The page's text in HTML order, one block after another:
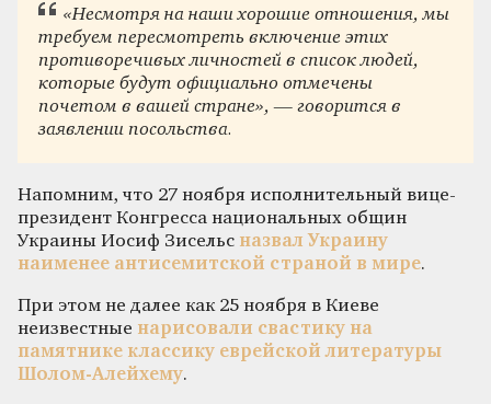
«Несмотря на наши хорошие отношения, мы
требуем пересмотреть включение этих
противоречивых личностей в список людей,
которые будут официально отмечены
почетом в вашей стране», — говорится в
заявлении посольства.
Напомним, что 27 ноября исполнительный вице-
президент Конгресса национальных общин
Украины Иосиф Зисельс назвал Украину
наименее антисемитской страной в мире.
При этом не далее как 25 ноября в Киеве
неизвестные нарисовали свастику на
памятнике классику еврейской литературы
Шолом-Алейхему.